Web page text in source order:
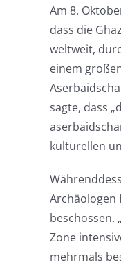
Am 8.
dass die
weltweit,
einem
sagte, dass
kulturellen
Archäologen
beschossen.
Zone
mehrmals